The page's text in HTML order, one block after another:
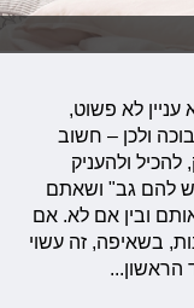
לא פשוט,
ולכן – חשוב
ולהעניק
להם גב" ושאתם
ובין אם לא. אם
בשאיפה, זה עשוי
הראשון...